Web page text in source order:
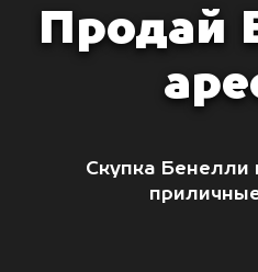
Продай
Скупка Бенелли